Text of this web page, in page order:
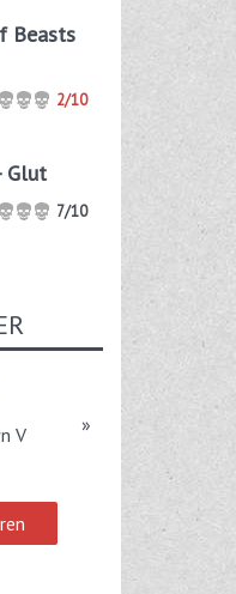
Beasts
2/10
Glut
7/10
V
»